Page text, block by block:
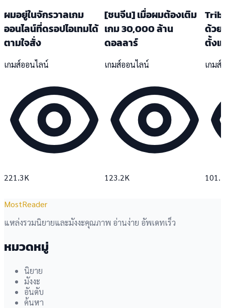
ผมอยู่ในจักรวาลเกม
ออนไลน์ที่ดรอปไอเทมได้
ตามใจสั่ง
เกมส์ออนไลน์
221.3K
[ชนจีน] เมื่อผมต้องเติม
เกม 30,000 ล้าน
ดอลลาร์
เกมส์ออนไลน์
123.2K
ด้วย
ตั้งแ
เกม
MostReader
แหล่งรวมนิยายและมังงะคุณภาพ อ่านง่าย อัพเดทเร็ว
หมวดหมู่
นิยาย
มังงะ
อันดับ
ค้นหา